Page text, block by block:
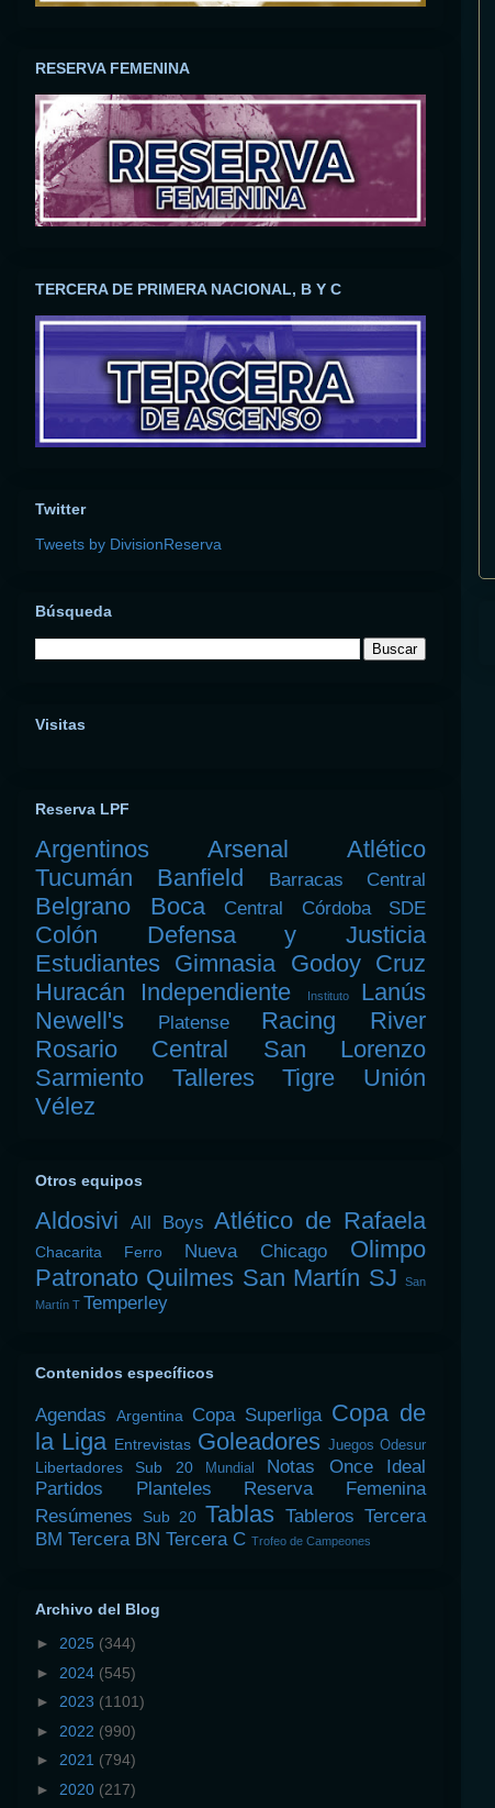
RESERVA FEMENINA
TERCERA DE PRIMERA NACIONAL, B Y C
Twitter
Tweets by DivisionReserva
Búsqueda
Visitas
Reserva LPF
Argentinos Arsenal
Atlético
Tucumán
Banfield Barracas Central
Belgrano Boca Central Córdoba SDE
Colón
Defensa y Justicia
Estudiantes Gimnasia Godoy Cruz
Huracán
Independiente Instituto
Lanús
Newell's
Platense Racing
River
Rosario Central
San Lorenzo
Sarmiento
Talleres Tigre
Unión
Vélez
Otros equipos
Aldosivi All Boys Atlético de Rafaela
Chacarita Ferro Nueva Chicago
Olimpo
Patronato Quilmes San Martín SJ
San
Martín T Temperley
Contenidos específicos
Agendas Argentina Copa Superliga Copa de
la Liga Entrevistas Goleadores Juegos Odesur
Libertadores Sub 20 Mundial Notas
Once Ideal
Partidos
Planteles
Reserva Femenina
Resúmenes
Sub 20 Tablas Tableros Tercera
BM Tercera BN Tercera C Trofeo de Campeones
Archivo del Blog
► 2025 (344)
► 2024 (545)
► 2023 (1101)
► 2022 (990)
► 2021 (794)
► 2020 (217)